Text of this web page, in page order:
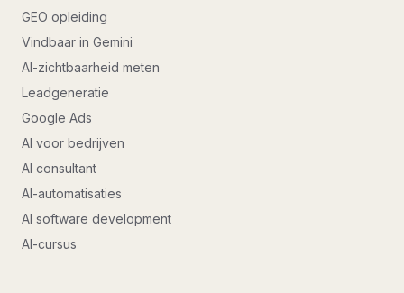
GEO opleiding
Vindbaar in Gemini
AI-zichtbaarheid meten
Leadgeneratie
Google Ads
AI voor bedrijven
AI consultant
AI-automatisaties
AI software development
AI-cursus